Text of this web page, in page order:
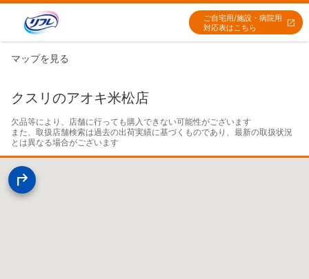
ご自宅用/施設・病院用
対応表はこちら
マップを見る
クスリのアオキ米松店
欠品等により、店舗に行っても購入できない可能性がございます
また、取扱店舗検索は過去の出荷実績に基づくものであり、最新の取扱状況
とは異なる場合がございます